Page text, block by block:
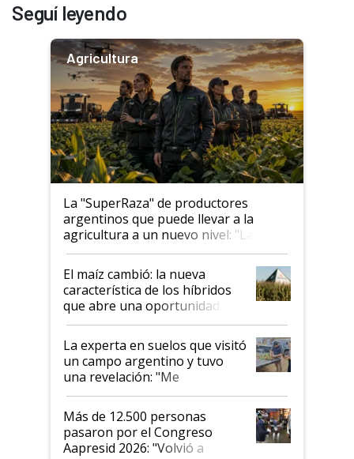
Seguí leyendo
Agricultura
La "SuperRaza" de productores
argentinos que puede llevar a la
agricultura a un nuevo nivel: "Las
posibilidades de crecimiento son
infinitas"
El maíz cambió: la nueva
característica de los híbridos
que abre una oportunidad en
el lote
La experta en suelos que visitó
un campo argentino y tuvo
una revelación: "Me
impresionó mucho"
Más de 12.500 personas
pasaron por el Congreso
Aapresid 2026: "Volvió a